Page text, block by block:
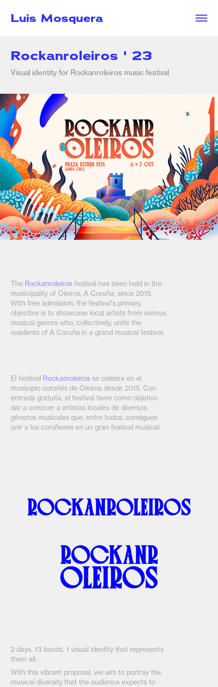
Luis Mosquera
Rockanroleiros ' 23
Visual identity for Rockanroleiros music festival
The Rockanroleirosfestival has been held in the
municipality of Oleiros, A Coruña, since 2015.
With free admission, the festival's primary
objective is to showcase local artists from various
musical genres who, collectively, unite the
residents of A Coruña in a grand musical festival.
El festival Rockanroleiros se celebra en el
municipio coruñés de Oleiros desde 2015. Con
entrada gratuita, el festival tiene como objetivo
dar a conocer a artistas locales de diversos
géneros musicales que, entre todos, consiguen
unir a los coruñeses en un gran festival musical.
2 days. 13 bands. 1 visual identity that represents
them all.
With this vibrant proposal, we aim to portray the
musical diversity that the audience expects to